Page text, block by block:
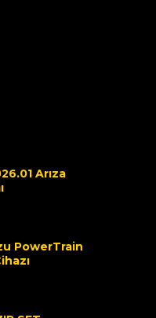
Arıza
PowerTrain